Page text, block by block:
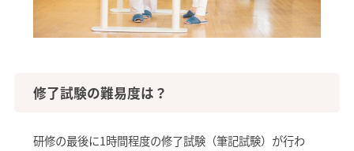
修了試験の難易度は？
研修の最後に1時間程度の修了試験（筆記試験）が行わ